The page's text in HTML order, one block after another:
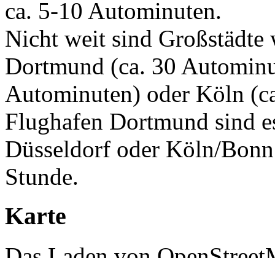
ca. 5-10 Autominuten.
Nicht weit sind Großstädte
Dortmund (ca. 30
Autominuten) oder Köln
Flughafen Dortmund sind
Düsseldorf oder Köln/
Stunde.
Karte